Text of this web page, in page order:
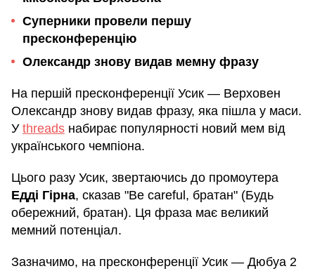
Суперники провели першу
пресконференцію
Олександр знову видав мемну фразу
На першій пресконференції Усик — Верховен
Олександр знову видав фразу, яка пішла у маси.
У threads набирає популярності новий мем від
українського чемпіона.
Цього разу Усик, звертаючись до промоутера
Едді Гірна, сказав "Be careful, братан" (Будь
обережний, братан). Ця фраза має великий
мемний потенціал.
Зазначимо, на пресконференції Усик — Дюбуа 2